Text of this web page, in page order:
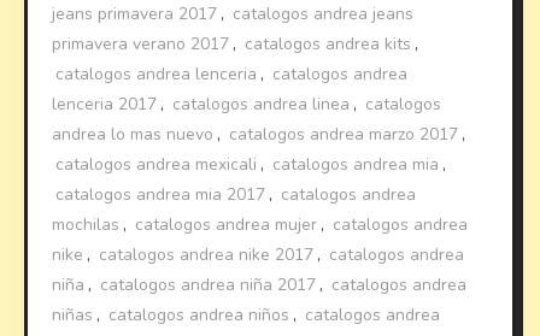
jeans primavera 2017 , catalogos andrea jeans
primavera verano 2017 , catalogos andrea kits ,
catalogos andrea lenceria , catalogos andrea
lenceria 2017 , catalogos andrea linea , catalogos
andrea lo mas nuevo , catalogos andrea marzo 2017 ,
catalogos andrea mexicali , catalogos andrea mia ,
catalogos andrea mia 2017 , catalogos andrea
mochilas , catalogos andrea mujer , catalogos andrea
nike , catalogos andrea nike 2017 , catalogos andrea
niña , catalogos andrea niña 2017 , catalogos andrea
niñas , catalogos andrea niños , catalogos andrea